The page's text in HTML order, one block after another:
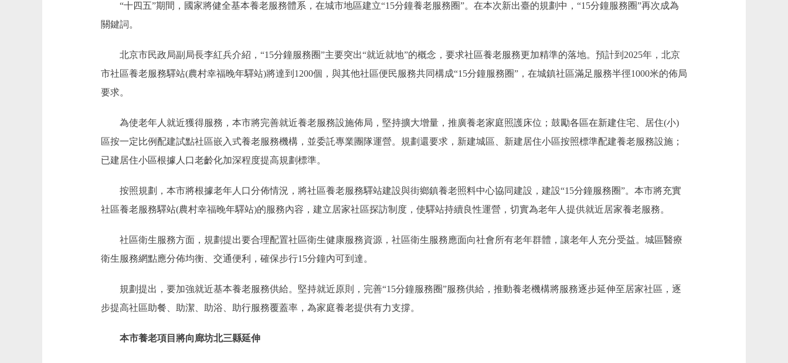
“十四五”期間，國家將健全基本養老服務體系，在城市地區建立“15分鐘養老服務圈”。在本次新出臺的規劃中，“15分鐘服務圈”再次成為
關鍵詞。
北京市民政局副局長李紅兵介紹，“15分鐘服務圈”主要突出“就近就地”的概念，要求社區養老服務更加精準的落地。預計到2025年，北京
市社區養老服務驛站(農村幸福晚年驛站)將達到1200個，與其他社區便民服務共同構成“15分鐘服務圈”，在城鎮社區滿足服務半徑1000米的佈局
要求。
為使老年人就近獲得服務，本市將完善就近養老服務設施佈局，堅持擴大增量，推廣養老家庭照護床位；鼓勵各區在新建住宅、居住(小)
區按一定比例配建試點社區嵌入式養老服務機構，並委託專業團隊運營。規劃還要求，新建城區、新建居住小區按照標準配建養老服務設施；
已建居住小區根據人口老齡化加深程度提高規劃標準。
按照規劃，本市將根據老年人口分佈情況，將社區養老服務驛站建設與街鄉鎮養老照料中心協同建設，建設“15分鐘服務圈”。本市將充實
社區養老服務驛站(農村幸福晚年驛站)的服務內容，建立居家社區探訪制度，使驛站持續良性運營，切實為老年人提供就近居家養老服務。
社區衛生服務方面，規劃提出要合理配置社區衛生健康服務資源，社區衛生服務應面向社會所有老年群體，讓老年人充分受益。城區醫療
衛生服務網點應分佈均衡、交通便利，確保步行15分鐘內可到達。
規劃提出，要加強就近基本養老服務供給。堅持就近原則，完善“15分鐘服務圈”服務供給，推動養老機構將服務逐步延伸至居家社區，逐
步提高社區助餐、助潔、助浴、助行服務覆蓋率，為家庭養老提供有力支撐。
本市養老項目將向廊坊北三縣延伸